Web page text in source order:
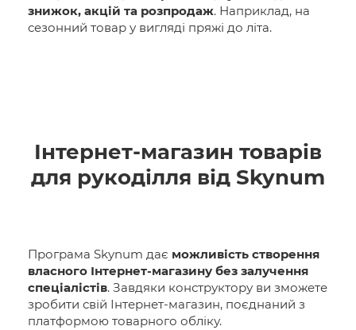
знижок, акцій та розпродаж. Наприклад, на
сезонний товар у вигляді пряжі до літа.
Інтернет-магазин товарів
для рукоділля від Skynum
Програма Skynum дає можливість створення
власного Інтернет-магазину без залучення
спеціалістів. Завдяки конструктору ви зможете
зробити свій Інтернет-магазин, поєднаний з
платформою товарного обліку.